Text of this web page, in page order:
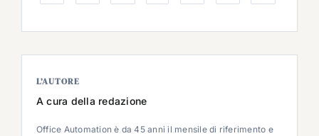
L’AUTORE
A cura della redazione
Office Automation è da 45 anni il mensile di riferimento e